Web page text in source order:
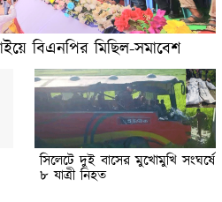
বিএনপির মিছিল-সমাবেশ
সিলেটে দুই বাসের মুখোমুখি সংঘর্ষে
৮ যাত্রী নিহত